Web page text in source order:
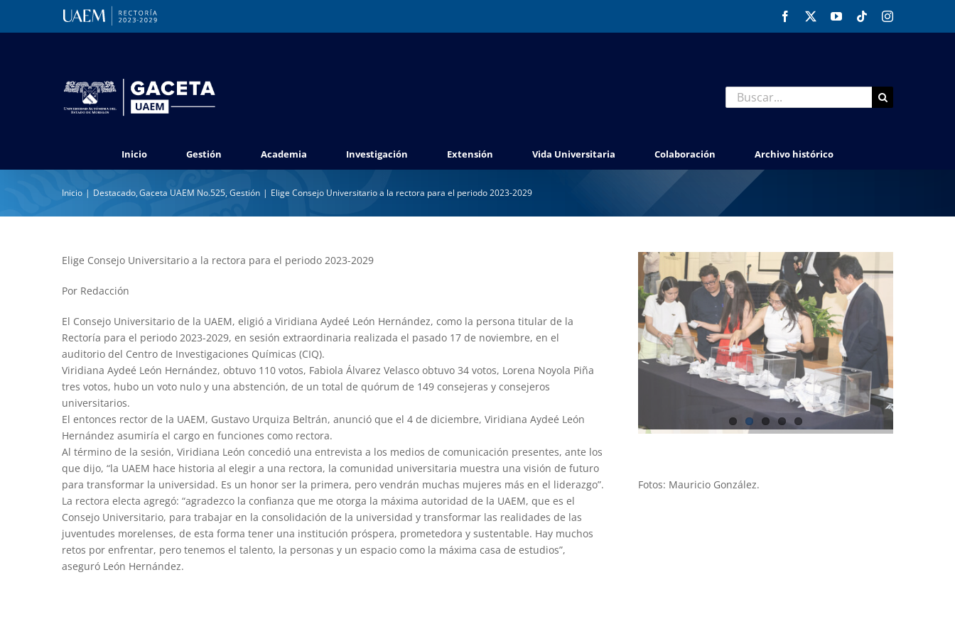
Facebook YouTubeTiktokInstagram
Buscar:
Inicio Gestión Academia Investigación Extensión Vida Universitaria Colaboración Archivo histórico
Inicio Destacado Gaceta UAEM No.525 Gestión Elige Consejo Universitario a la rectora para el periodo 2023-2029
Elige Consejo Universitario a la rectora para el periodo 2023-2029
Por Redacción
El Consejo Universitario de la UAEM, eligió a Viridiana Aydeé León Hernández, como la persona titular de la
Rectoría para el periodo 2023-2029, en sesión extraordinaria realizada el pasado 17 de noviembre, en el
auditorio del Centro de Investigaciones Químicas (CIQ).
Viridiana Aydeé León Hernández, obtuvo 110 votos, Fabiola Álvarez Velasco obtuvo 34 votos, Lorena Noyola Piña
tres votos, hubo un voto nulo y una abstención, de un total de quórum de 149 consejeras y consejeros
universitarios.
El entonces rector de la UAEM, Gustavo Urquiza Beltrán, anunció que el 4 de diciembre, Viridiana Aydeé León
Hernández asumiría el cargo en funciones como rectora.
Al término de la sesión, Viridiana León concedió una entrevista a los medios de comunicación presentes, ante los
que dijo, “la UAEM hace historia al elegir a una rectora, la comunidad universitaria muestra una visión de futuro
para transformar la universidad. Es un honor ser la primera, pero vendrán muchas mujeres más en el liderazgo”.
La rectora electa agregó: “agradezco la confianza que me otorga la máxima autoridad de la UAEM, que es el
Consejo Universitario, para trabajar en la consolidación de la universidad y transformar las realidades de las
juventudes morelenses, de esta forma tener una institución próspera, prometedora y sustentable. Hay muchos
retos por enfrentar, pero tenemos el talento, la personas y un espacio como la máxima casa de estudios”,
aseguró León Hernández.
Fotos: Mauricio González.